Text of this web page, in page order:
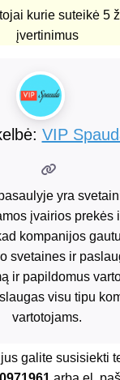
kurie suteikė 5
įvertinimus
VIP
yra
įvairios prekės
kompanijos
svetaines ir
ir papildomus
visu tipu
vartotojams.
galite susisiekti